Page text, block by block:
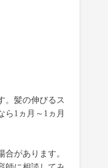
。髪の伸びるス
ら1ヵ月～1ヵ月
があります。